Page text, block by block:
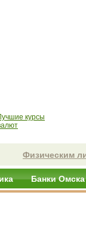
курсы
Физическим
Банки Омска